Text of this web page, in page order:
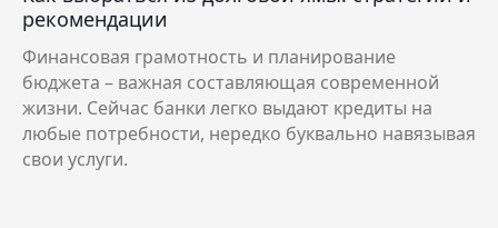
рекомендации
Финансовая грамотность и планирование
бюджета – важная составляющая современной
жизни. Сейчас банки легко выдают кредиты на
любые потребности, нередко буквально навязывая
свои услуги.